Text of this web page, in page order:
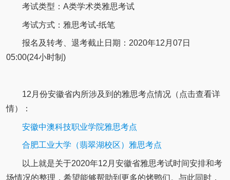
考试类型：A类学术类雅思考试
考试方式：雅思考试-纸笔
报名及转考、退考截止日期：2020年12月07日
05:00(24小时制)
12月份安徽省内所涉及到的雅思考点情况（点击查看详
情）：
安徽中澳科技职业学院雅思考点
合肥工业大学（翡翠湖校区）雅思考点
以上就是关于2020年12月安徽省雅思考试时间安排和考
场情况的整理，希望能够帮助到更多的烤鸭们。与此同时，